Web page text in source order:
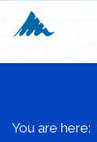
You are here: